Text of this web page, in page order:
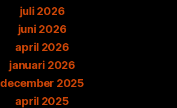
juli 2026
juni 2026
april 2026
januari 2026
december 2025
april 2025